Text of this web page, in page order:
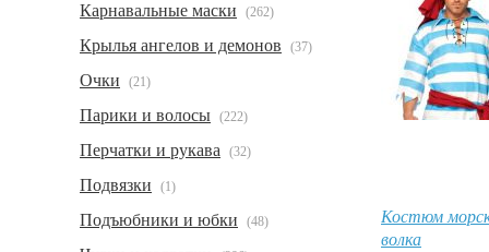
Карнавальные маски (262)
Крылья ангелов и демонов (37)
Очки (21)
Парики и волосы (222)
Перчатки и рукава (32)
Подвязки (1)
Подъюбники и юбки (48)
Костюм
волка